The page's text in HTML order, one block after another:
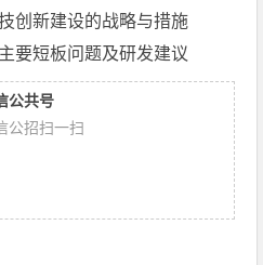
创新建设的战略与措施
要短板问题及研发建议
公共号
公招扫一扫